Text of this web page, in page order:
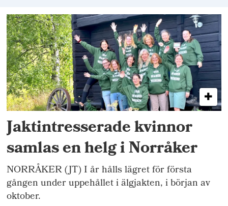
Jaktintresserade kvinnor
samlas en helg i Norråker
NORRÅKER (JT) I år hålls lägret för första
gången under uppehållet i älgjakten, i början av
oktober.